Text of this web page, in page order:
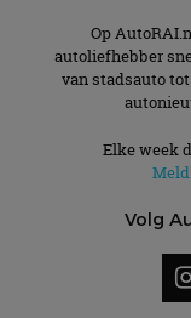
Op
autoliefhebber
van stadsauto
Elke week
Volg